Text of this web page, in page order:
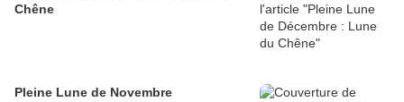
Chêne
Pleine Lune de Novembre